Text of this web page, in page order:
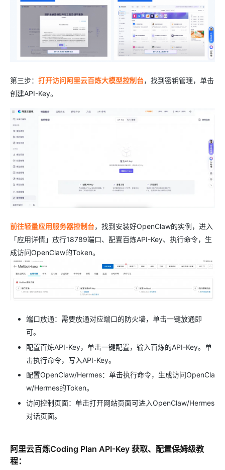
第三步： 打开访问阿里云百炼大模型控制台，找到密钥管理，单击
创建API-Key。
前往轻量应用服务器控制台，找到安装好OpenClaw的实例，进入
「应用详情」放行18789端口、配置百炼API-Key、执行命令，生
成访问OpenClaw的Token。
端口放通：需要放通对应端口的防火墙，单击一键放通即
可。
配置百炼API-Key，单击一键配置，输入百炼的API-Key。单
击执行命令，写入API-Key。
配置OpenClaw/Hermes：单击执行命令，生成访问OpenCla
w/Hermes的Token。
访问控制页面：单击打开网站页面可进入OpenClaw/Hermes
对话页面。
阿里云百炼Coding Plan API-Key 获取、配置保姆级教
程：